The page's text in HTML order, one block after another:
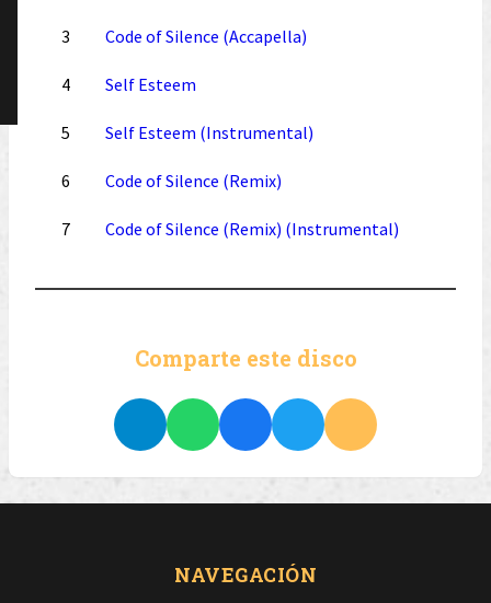
3 Code of Silence (Accapella)
4 Self Esteem
5 Self Esteem (Instrumental)
6 Code of Silence (Remix)
7 Code of Silence (Remix) (Instrumental)
Comparte este disco
NAVEGACIÓN